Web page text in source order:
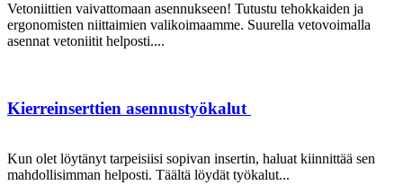
Vetoniittien vaivattomaan asennukseen! Tutustu tehokkaiden ja
ergonomisten niittaimien valikoimaamme. Suurella vetovoimalla
asennat vetoniitit helposti....
Kierreinserttien asennustyökalut
Kun olet löytänyt tarpeisiisi sopivan insertin, haluat kiinnittää sen
mahdollisimman helposti. Täältä löydät työkalut...